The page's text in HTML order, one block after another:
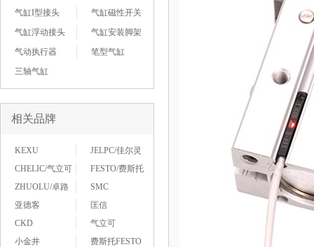
气缸I型接头
气缸磁性开关
气缸浮动接头
气缸安装脚架
气动执行器
笔型气缸
三轴气缸
相关品牌
KEXU
JELPC/佳尔灵
CHELIC/气立可
FESTO/费斯托
ZHUOLU/卓路
SMC
亚德客
匡信
CKD
气立可
小金井
费斯托FESTO